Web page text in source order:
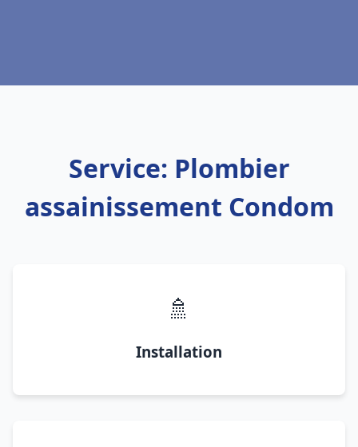
Service: Plombier
assainissement Condom
🚿
Installation